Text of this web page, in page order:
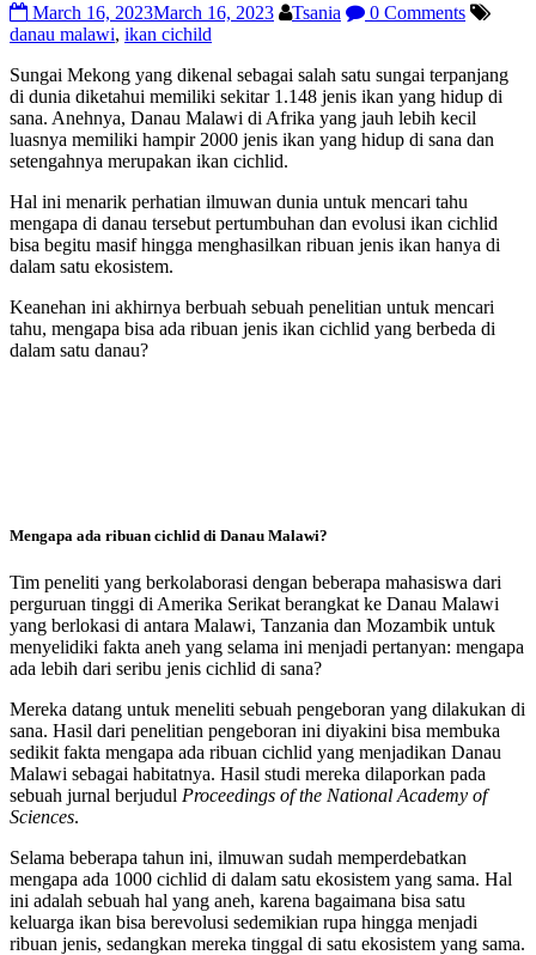
March 16, 2023March 16, 2023 Tsania
0 Comments
danau malawi, ikan cichild
Sungai Mekong yang dikenal sebagai salah satu sungai terpanjang
di dunia diketahui memiliki sekitar 1.148 jenis ikan yang hidup di
sana. Anehnya, Danau Malawi di Afrika yang jauh lebih kecil
luasnya memiliki hampir 2000 jenis ikan yang hidup di sana dan
setengahnya merupakan ikan cichlid.
Hal ini menarik perhatian ilmuwan dunia untuk mencari tahu
mengapa di danau tersebut pertumbuhan dan evolusi ikan cichlid
bisa begitu masif hingga menghasilkan ribuan jenis ikan hanya di
dalam satu ekosistem.
Keanehan ini akhirnya berbuah sebuah penelitian untuk mencari
tahu, mengapa bisa ada ribuan jenis ikan cichlid yang berbeda di
dalam satu danau?
Mengapa ada ribuan cichlid di Danau Malawi?
Tim peneliti yang berkolaborasi dengan beberapa mahasiswa dari
perguruan tinggi di Amerika Serikat berangkat ke Danau Malawi
yang berlokasi di antara Malawi, Tanzania dan Mozambik untuk
menyelidiki fakta aneh yang selama ini menjadi pertanyan: mengapa
ada lebih dari seribu jenis cichlid di sana?
Mereka datang untuk meneliti sebuah pengeboran yang dilakukan di
sana. Hasil dari penelitian pengeboran ini diyakini bisa membuka
sedikit fakta mengapa ada ribuan cichlid yang menjadikan Danau
Malawi sebagai habitatnya. Hasil studi mereka dilaporkan pada
sebuah jurnal berjudul Proceedings of the National Academy of
Sciences.
Selama beberapa tahun ini, ilmuwan sudah memperdebatkan
mengapa ada 1000 cichlid di dalam satu ekosistem yang sama. Hal
ini adalah sebuah hal yang aneh, karena bagaimana bisa satu
keluarga ikan bisa berevolusi sedemikian rupa hingga menjadi
ribuan jenis, sedangkan mereka tinggal di satu ekosistem yang sama.